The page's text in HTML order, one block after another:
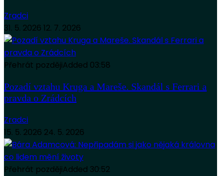
Zradci
31. 5. 2026 12. 7. 2026
Přehrát pozdějiAdded 03:58
Pozadí vztahu Kruga a Mareše. Skandál s Ferrari a
pravda o Zrádcích
Zradci
15. 5. 2026 24. 5. 2026
Přehrát pozdějiAdded 30:52